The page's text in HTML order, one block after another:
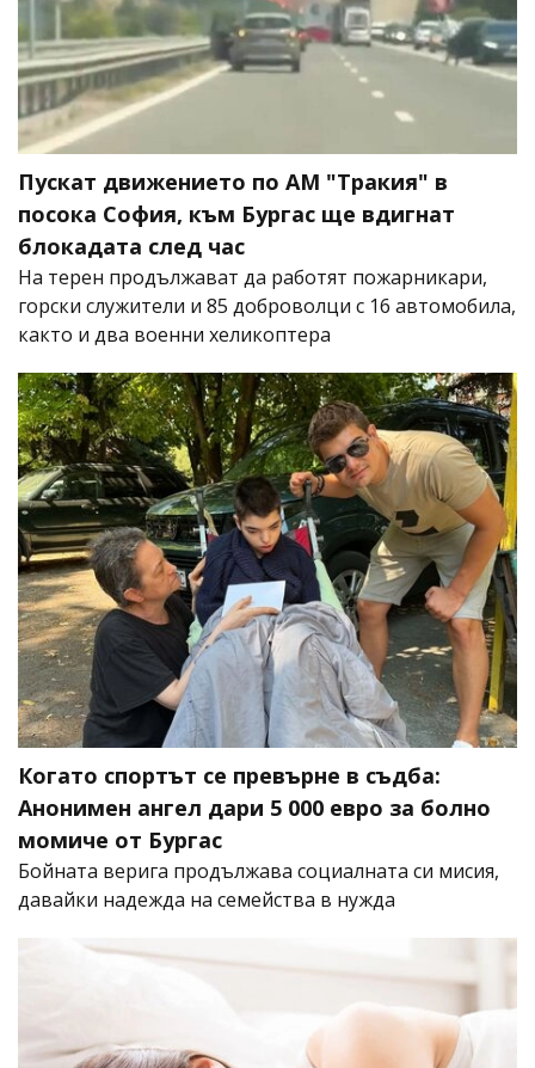
Пускат движението по АМ "Тракия" в
посока София, към Бургас ще вдигнат
блокадата след час
На терен продължават да работят пожарникари,
горски служители и 85 доброволци с 16 автомобила,
както и два военни хеликоптера
Когато спортът се превърне в съдба:
Анонимен ангел дари 5 000 евро за болно
момиче от Бургас
Бойната верига продължава социалната си мисия,
давайки надежда на семейства в нужда